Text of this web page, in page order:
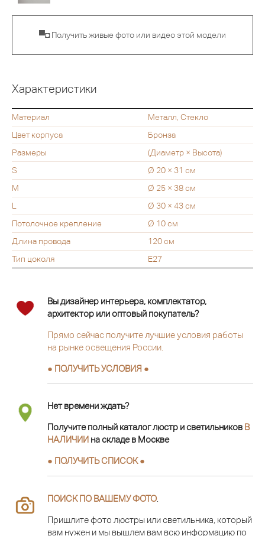
▀◘ Получить живые фото или видео этой модели
Характеристики
Материал
Металл, Стекло
Цвет корпуса
Бронза
Размеры
(Диаметр × Высота)
S
Ø 20 × 31 см
M
Ø 25 × 38 см
L
Ø 30 × 43 см
Потолочное крепление
Ø 10 см
Длина провода
120 см
Тип цоколя
Е27
Вы дизайнер интерьера, комплектатор,
архитектор или оптовый покупатель?
Прямо сейчас получите лучшие условия работы
на рынке освещения России.
● ПОЛУЧИТЬ УСЛОВИЯ ●
Нет времени ждать?
Получите полный каталог люстр и светильников В
НАЛИЧИИ на складе в Москве
● ПОЛУЧИТЬ СПИСОК ●
ПОИСК ПО ВАШЕМУ ФОТО
Пришлите фото люстры или светильника, который
вам нужен и мы вышлем вам всю информацию по